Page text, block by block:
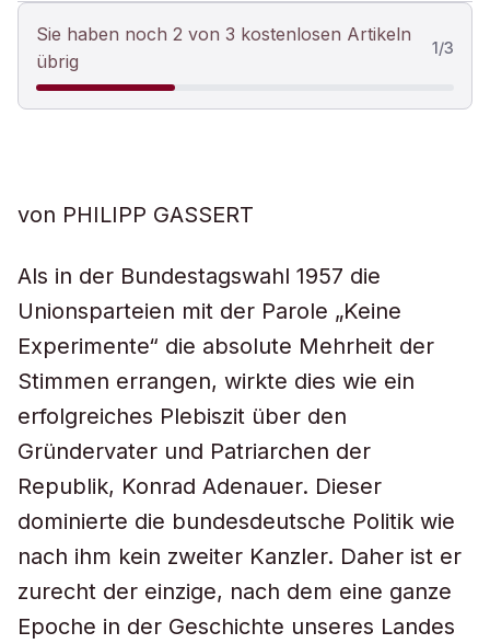
Sie haben noch 2 von 3 kostenlosen Artikeln
übrig
1/3
von PHILIPP GASSERT
Als in der Bundestagswahl 1957 die
Unionsparteien mit der Parole „Keine
Experimente“ die absolute Mehrheit der
Stimmen errangen, wirkte dies wie ein
erfolgreiches Plebiszit über den
Gründervater und Patriarchen der
Republik, Konrad Adenauer. Dieser
dominierte die bundesdeutsche Politik wie
nach ihm kein zweiter Kanzler. Daher ist er
zurecht der einzige, nach dem eine ganze
Epoche in der Geschichte unseres Landes